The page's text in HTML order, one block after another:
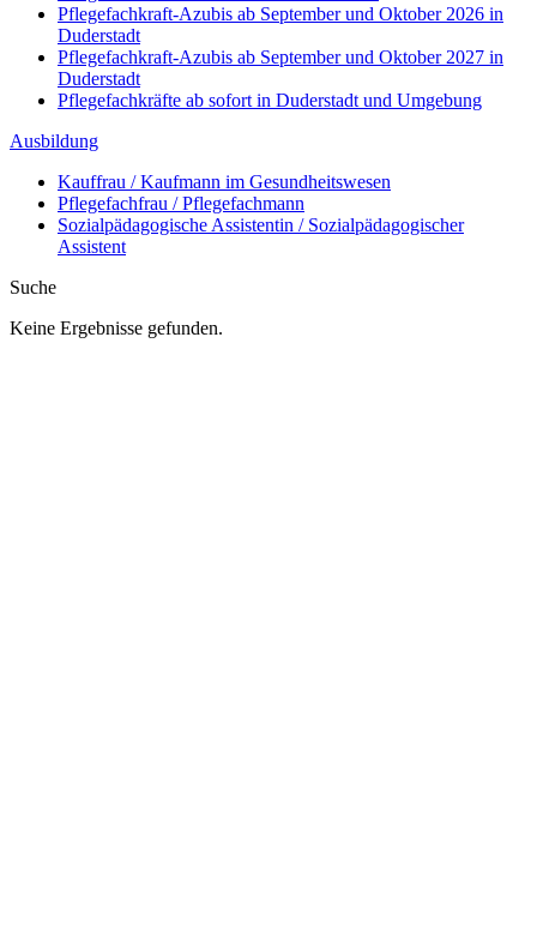
Pflegefachkraft-Azubis ab September und Oktober 2026 in
Duderstadt
Pflegefachkraft-Azubis ab September und Oktober 2027 in
Duderstadt
Pflegefachkräfte ab sofort in Duderstadt und Umgebung
Ausbildung
Kauffrau / Kaufmann im Gesundheitswesen
Pflegefachfrau / Pflegefachmann
Sozialpädagogische Assistentin / Sozialpädagogischer
Assistent
Suche
Keine Ergebnisse gefunden.